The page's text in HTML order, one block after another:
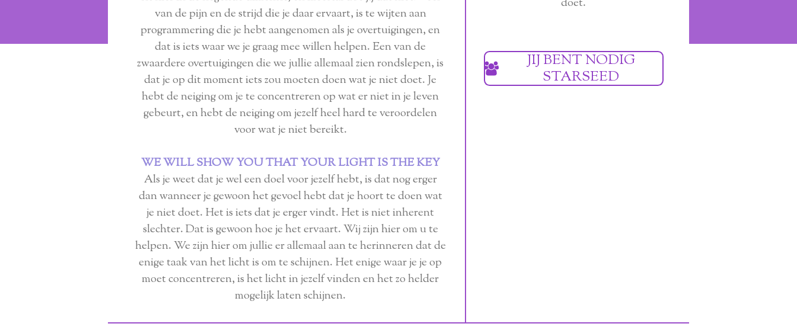
van de pijn en de strijd die je daar ervaart, is te wijten aan
programmering die je hebt aangenomen als je overtuigingen, en
dat is iets waar we je graag mee willen helpen. Een van de
zwaardere overtuigingen die we jullie allemaal zien rondslepen, is
dat je op dit moment iets zou moeten doen wat je niet doet. Je
hebt de neiging om je te concentreren op wat er niet in je leven
gebeurt, en hebt de neiging om jezelf heel hard te veroordelen
voor wat je niet bereikt.
WE WILL SHOW YOU THAT YOUR LIGHT IS THE KEY
Als je weet dat je wel een doel voor jezelf hebt, is dat nog erger
dan wanneer je gewoon het gevoel hebt dat je hoort te doen wat
je niet doet. Het is iets dat je erger vindt. Het is niet inherent
slechter. Dat is gewoon hoe je het ervaart. Wij zijn hier om u te
helpen. We zijn hier om jullie er allemaal aan te herinneren dat de
enige taak van het licht is om te schijnen. Het enige waar je je op
moet concentreren, is het licht in jezelf vinden en het zo helder
mogelijk laten schijnen.
doet.
JIJ BENT NODIG
STARSEED